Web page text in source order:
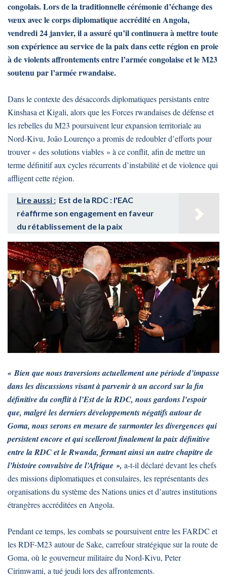
congolais. Lors de la traditionnelle cérémonie d’échange des
vœux avec le corps diplomatique accrédité en Angola,
vendredi 24 janvier, il a assuré qu’il continuera à mettre toute
son expérience au service de la paix dans cette région en proie
à de violents affrontements entre l’armée congolaise et le M23
soutenu par l’armée rwandaise.
Dans le contexte des désaccords diplomatiques persistants entre
Kinshasa et Kigali, alors que les Forces rwandaises de défense et
les rebelles du M23 poursuivent leur expansion territoriale au
Nord-Kivu, João Lourenço a promis de redoubler d’efforts pour
trouver « des solutions viables » à ce conflit, afin de mettre un
terme définitif aux cycles récurrents d’instabilité et de violence qui
affligent cette région.
Lire aussi : Est de la RDC : l'EAC
réaffirme son engagement en faveur
du rétablissement de la paix
« Bien que nous traversions actuellement une période d’impasse
dans les discussions visant à parvenir à un accord sur la fin
définitive du conflit à l’Est de la RDC, nous gardons l’espoir
que, malgré les derniers développements négatifs autour de
Goma, nous serons en mesure de surmonter les divergences qui
persistent encore et qui scelleront finalement la paix définitive
entre la RDC et le Rwanda, fermant ainsi un autre chapitre de
l’histoire convulsive de l’Afrique », a-t-il déclaré devant les chefs
des missions diplomatiques et consulaires, les représentants des
organisations du système des Nations unies et d’autres institutions
étrangères accréditées en Angola.
Pendant ce temps, les combats se poursuivent entre les FARDC et
les RDF-M23 autour de Sake, carrefour stratégique sur la route de
Goma, où le gouverneur militaire du Nord-Kivu, Peter
Cirimwami, a tué jeudi lors des affrontements.